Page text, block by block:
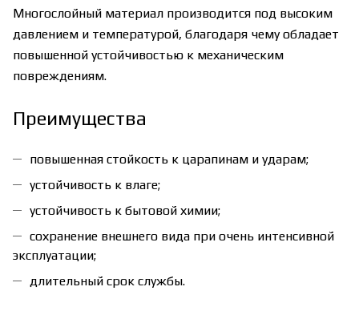
Многослойный материал производится под высоким
давлением и температурой, благодаря чему обладает
повышенной устойчивостью к механическим
повреждениям.
Преимущества
повышенная стойкость к царапинам и ударам;
устойчивость к влаге;
устойчивость к бытовой химии;
сохранение внешнего вида при очень интенсивной
эксплуатации;
длительный срок службы.